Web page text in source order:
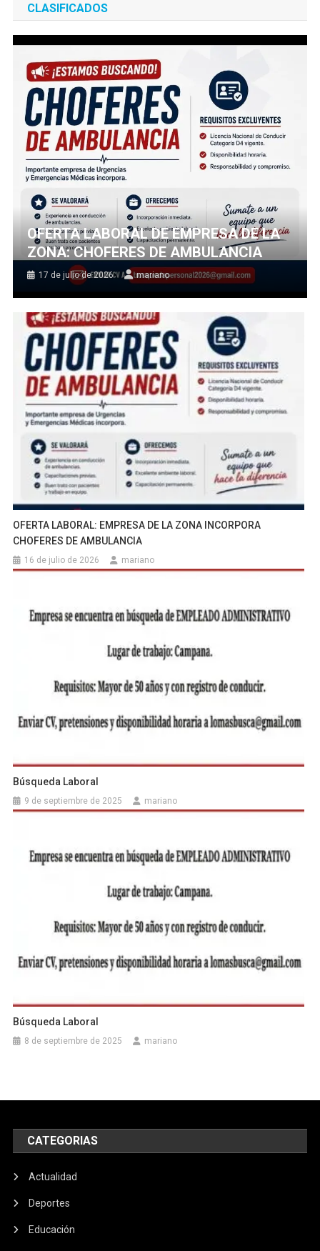
CLASIFICADOS
OFERTA LABORAL DE EMPRESA DE LA
ZONA: CHOFERES DE AMBULANCIA
17 de julio de 2026 mariano
OFERTA LABORAL: EMPRESA DE LA ZONA INCORPORA
CHOFERES DE AMBULANCIA
16 de julio de 2026 mariano
Búsqueda Laboral
9 de septiembre de 2025 mariano
Búsqueda Laboral
8 de septiembre de 2025 mariano
CATEGORIAS
Actualidad
Deportes
Educación